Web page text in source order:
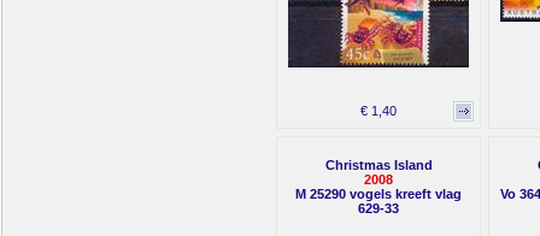
€ 1,40
Christmas Island
2008
M 25290 vogels kreeft vlag
629-33
Vo